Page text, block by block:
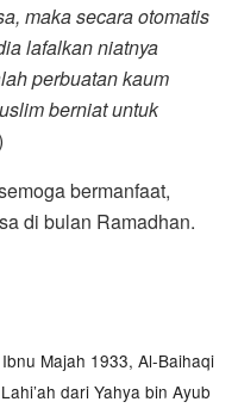
maka secara otomatis
lafalkan niatnya
perbuatan kaum
berniat untuk
bermanfaat,
di bulan Ramadhan.
Majah 1933, Al-Baihaqi
dari Yahya bin Ayub